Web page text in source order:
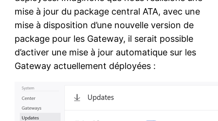
mise à jour du package central ATA, avec une
mise à disposition d’une nouvelle version de
package pour les Gateway, il serait possible
d’activer une mise à jour automatique sur les
Gateway actuellement déployées :